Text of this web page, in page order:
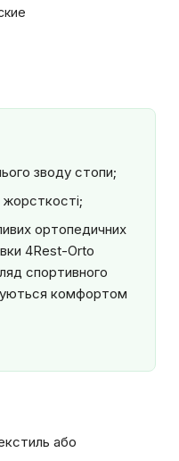
зводу стопи;
жорсткості;
ортопедичних
4Rest-Orto
спортивного
комфортом
або